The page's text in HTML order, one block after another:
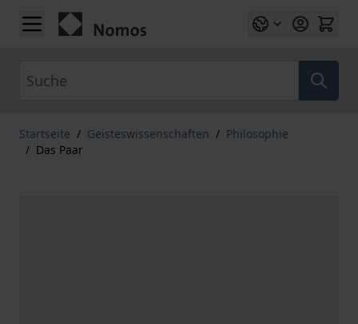
Zum Inhalt springen
Startseite / Geisteswissenschaften / Philosophie
/ Das Paar